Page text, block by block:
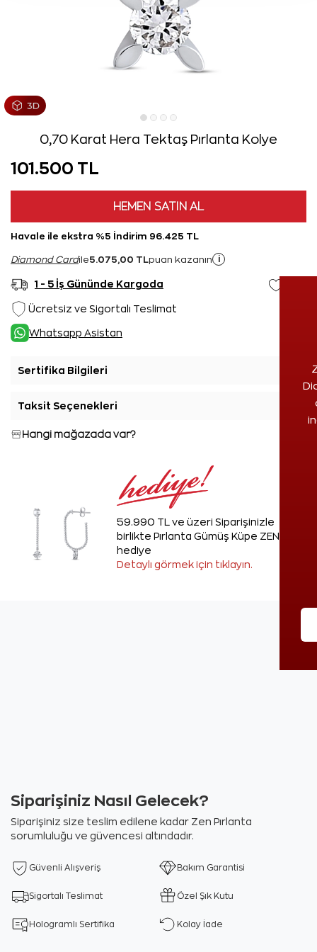
0,70 Karat Hera Tektaş Pırlanta Kolye
101.500 TL
HEMEN SATIN AL
Havale ile ekstra %5 İndirim 96.425 TL
Diamond Cardile5.075,00 TL puan kazanın i
1 - 5 İş Gününde Kargoda
Ücretsiz ve Sigortalı Teslimat
Whatsapp Asistan
Sertifika Bilgileri
Taksit Seçenekleri
Hangi mağazada var?
59.990 TL ve üzeri Siparişinizle
birlikte Pırlanta Gümüş Küpe ZEN'den
hediye
Detaylı görmek için tıklayın.
Siparişiniz Nasıl Gelecek?
Siparişiniz size teslim edilene kadar Zen Pırlanta
sorumluluğu ve güvencesi altındadır.
Güvenli Alışveriş Bakım Garantisi
Sigortalı Teslimat Özel Şık Kutu
Hologramlı Sertifika Kolay İade